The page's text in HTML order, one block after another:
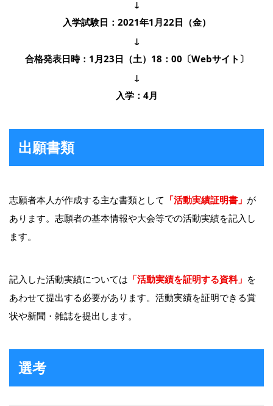
↓
入学試験日：2021年1月22日（金）
↓
合格発表日時：1月23日（土）18：00〔Webサイト〕
↓
入学：4月
出願書類
志願者本人が作成する主な書類として 「活動実績証明書」 が
あります。志願者の基本情報や大会等での活動実績を記入し
ます。
記入した活動実績については 「活動実績を証明する資料」 を
あわせて提出する必要があります。活動実績を証明できる賞
状や新聞・雑誌を提出します。
選考